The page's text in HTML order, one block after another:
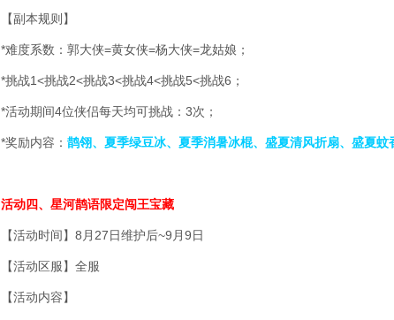
【副本规则】
*难度系数：郭大侠=黄女侠=杨大侠=龙姑娘；
*挑战1<挑战2<挑战3<挑战4<挑战5<挑战6；
*活动期间4位侠侣每天均可挑战：3次；
*奖励内容： 鹊翎、夏季绿豆冰、夏季消暑冰棍、盛夏清风折扇、盛夏蚊
活动四、星河鹊语限定闯王宝藏
【活动时间】8月27日维护后~9月9日
【活动区服】全服
【活动内容】